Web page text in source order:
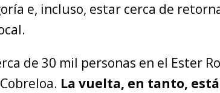
e, incluso, estar cerca de
de 30 mil personas en el Ester
La vuelta, en tanto,